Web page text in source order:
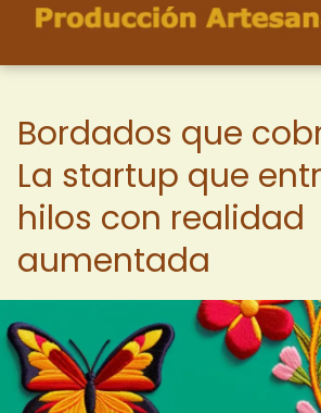
Bordados que
La startup que
hilos con realidad
aumentada